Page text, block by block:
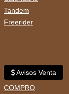
Tandem
Freerider
Avisos Venta
COMPRO